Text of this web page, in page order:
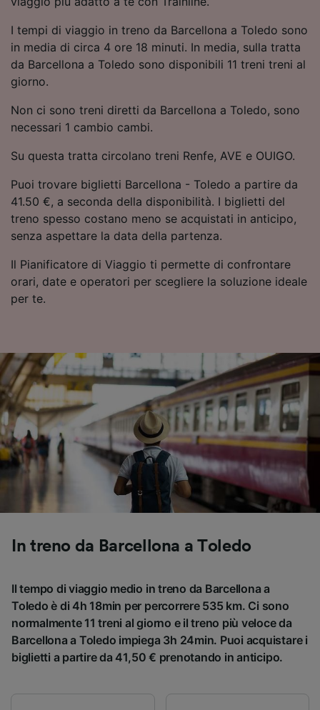
I tempi di viaggio in treno da Barcellona a Toledo sono
in media di circa 4 ore 18 minuti. In media, sulla tratta
da Barcellona a Toledo sono disponibili 11 treni treni al
giorno.
Non ci sono treni diretti da Barcellona a Toledo, sono
necessari 1 cambio cambi.
Su questa tratta circolano treni Renfe, AVE e OUIGO.
Puoi trovare biglietti Barcellona - Toledo a partire da
41.50 €, a seconda della disponibilità. I biglietti del
treno spesso costano meno se acquistati in anticipo,
senza aspettare la data della partenza.
Il Pianificatore di Viaggio ti permette di confrontare
orari, date e operatori per scegliere la soluzione ideale
per te.
In treno da Barcellona a Toledo
Il tempo di viaggio medio in treno da Barcellona a
Toledo è di 4h 18min per percorrere 535 km. Ci sono
normalmente 11 treni al giorno e il treno più veloce da
Barcellona a Toledo impiega 3h 24min. Puoi acquistare i
biglietti a partire da 41,50 € prenotando in anticipo.
Utilizzare dati di geolocalizzazione precisi.
Scansione attiva delle caratteristiche del
dispositivo ai fini dell’identificazione.
Archiviare informazioni su dispositivo e/o
accedervi. Pubblicità e contenuti
personalizzati, misurazione delle prestazioni
pubblico, sviluppo di servizi.